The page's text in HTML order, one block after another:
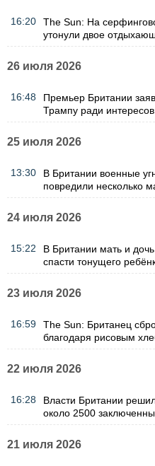
16:20
The Sun: На
утонули двое
26 июля 2026
16:48
Премьер Британии
Трампу ради
25 июля 2026
13:30
В Британии военные
повредили несколько
24 июля 2026
15:22
В Британии мать и
спасти тонущего
23 июля 2026
16:59
The Sun: Британец
благодаря рисовым
22 июля 2026
16:28
Власти Британии
около 2500
21 июля 2026